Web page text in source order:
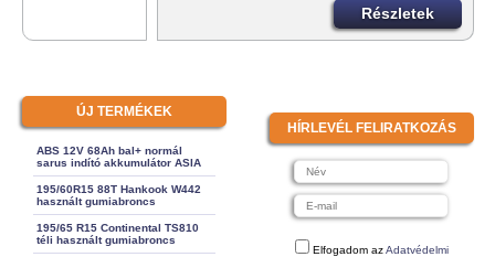
Részletek
ÚJ TERMÉKEK
ABS 12V 68Ah bal+ normál
sarus indító akkumulátor ASIA
195/60R15 88T Hankook W442
használt gumiabroncs
195/65 R15 Continental TS810
téli használt gumiabroncs
HÍRLEVÉL FELIRATKOZÁS
Elfogadom azAdatvédelmi